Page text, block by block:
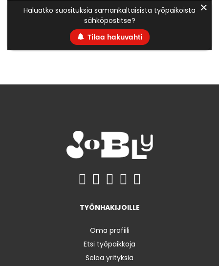
Haluatko suosituksia samankaltaisista työpaikoista
sähköpostitse?
Tilaa hakuvahti
✕
TYÖNHAKIJOILLE
Oma profiili
Etsi työpaikkoja
Selaa yrityksiä